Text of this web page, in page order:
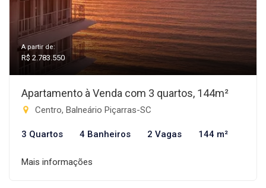
A partir de:
R$ 2.783.550
Apartamento à Venda com 3 quartos, 144m²
Centro, Balneário Piçarras-SC
3 Quartos 4 Banheiros 2 Vagas 144 m²
Mais informações